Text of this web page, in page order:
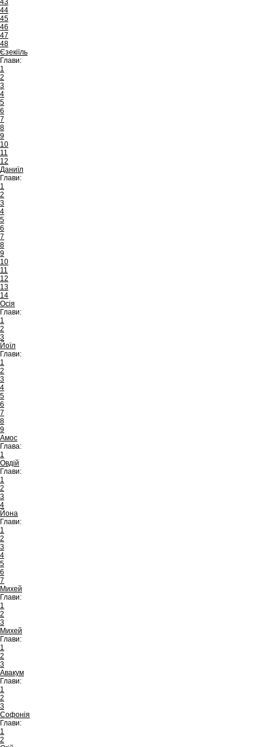
43
44
45
46
47
48
Єзекіїль
Глави:
1
2
3
4
5
6
7
8
9
10
11
12
Даниїл
Глави:
1
2
3
4
5
6
7
8
9
10
11
12
13
14
Осія
Глави:
1
2
3
Йоїл
Глави:
1
2
3
4
5
6
7
8
9
Амос
Глава:
1
Овдій
Глави:
1
2
3
4
Йона
Глави:
1
2
3
4
5
6
7
Михей
Глави:
1
2
3
Михей
Глави:
1
2
3
Авакум
Глави:
1
2
3
Софонія
Глави:
1
2